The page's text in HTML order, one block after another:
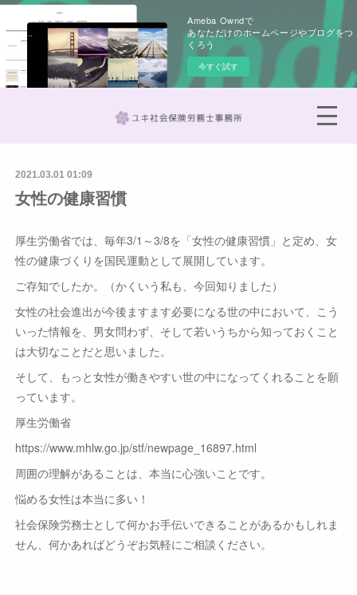
Ameba Owndで
あなただけのホームページやブログをつ
くろう
今すぐ試す
2021.03.01 01:09
女性の健康習慣
厚生労働省では、毎年3/1～3/8を「女性の健康習慣」と定め、女
性の健康づくりを国民運動として展開しています。
ご存知でしたか。（かくいう私も、今回知りました）
女性の社会進出が今後ますます必要になる世の中において、こう
いった情報を、男女問わず、そして若いうちから知っておくこと
は大切なことだと思いました。
そして、もっと女性が働きやすい世の中になってくれることを願
っています。
厚生労働省
https://www.mhlw.go.jp/stf/newpage_16897.html
周囲の理解があることは、本当に心強いことです。
悩める女性は本当に多い！
社会保険労務士として何かお手伝いできることがあるかもしれま
せん、何かあればどうぞお気軽にご相談ください。